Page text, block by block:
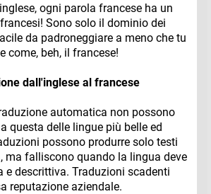
ogni parola francese ha un
Sono solo il dominio dei
da padroneggiare a meno che tu
come, beh, il francese!
dall'inglese al francese
automatica non possono
questa delle lingue più belle ed
possono produrre solo testi
ma falliscono quando la lingua deve
e descrittiva. Traduzioni scadenti
reputazione aziendale.